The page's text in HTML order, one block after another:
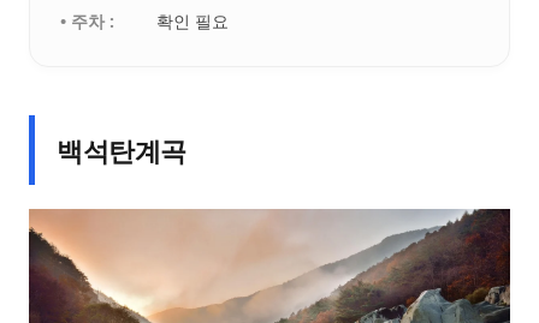
• 주차 :
확인 필요
백석탄계곡